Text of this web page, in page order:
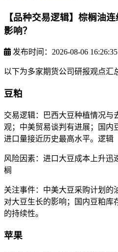
【品种交易逻辑】棕榈油
影响？
发布时间：2026-08-06 16:26:35
以下为多家期货公司研报观点汇
豆粕
交易逻辑：巴西大豆种植情况与
观；中美贸易谈判有进展；国内
进口量接近历史最高水平。逻辑
风险因素：进口大豆成本上升迅
榈
关注事件：中美大豆采购计划的
对大豆生长的影响；国内豆粕库
的持续性。
苹果